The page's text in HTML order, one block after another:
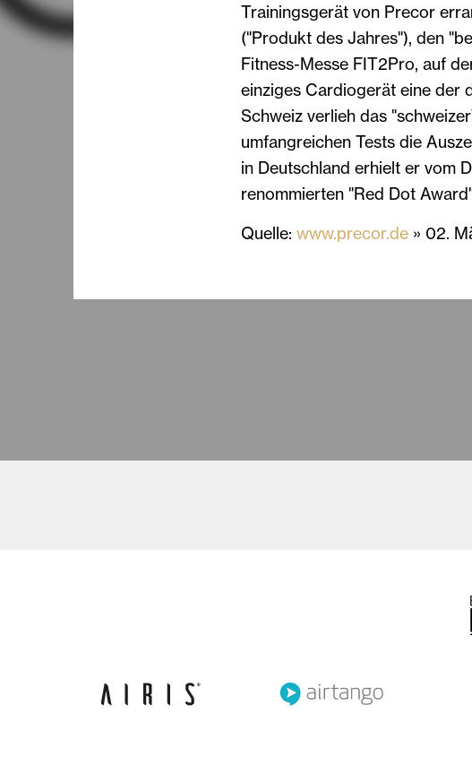
Trainingsgerät von Precor
("Produkt des Jahres"), den
Fitness-Messe FIT2Pro, auf
einziges Cardiogerät eine der
Schweiz verlieh das
umfangreichen Tests die
in Deutschland erhielt er vom
renommierten "Red Dot
Quelle: www.precor.de» 02.